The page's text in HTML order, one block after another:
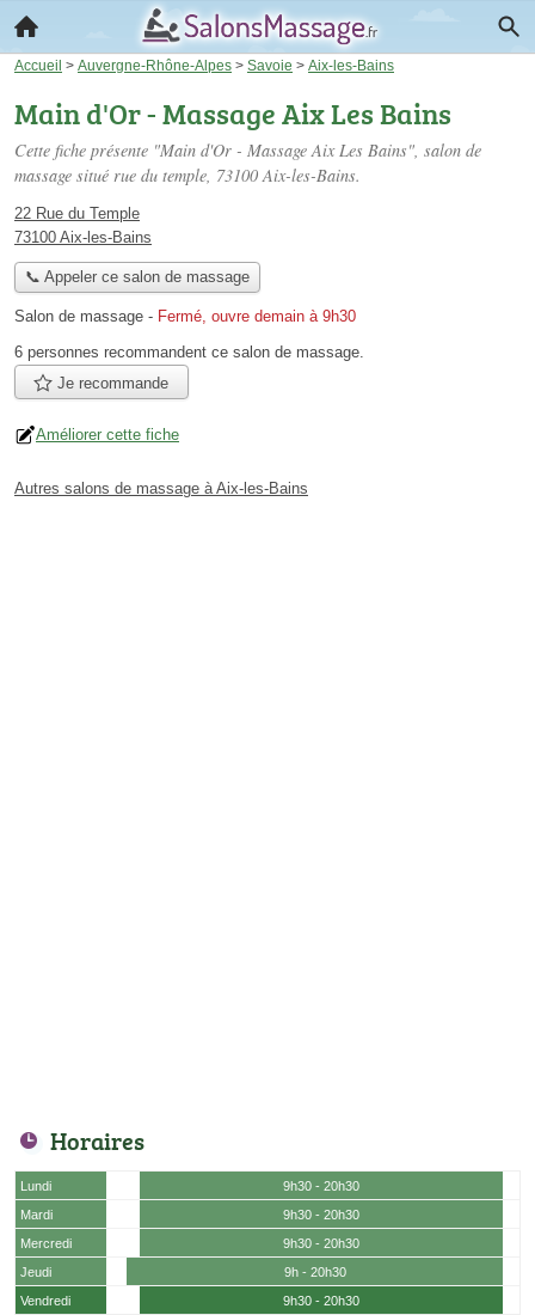
Accueil > Auvergne-Rhône-Alpes > Savoie > Aix-les-Bains
Main d'Or - Massage Aix Les Bains
Cette fiche présente "Main d'Or - Massage Aix Les Bains", salon de
massage situé rue du temple, 73100 Aix-les-Bains.
22 Rue du Temple
73100 Aix-les-Bains
📞 Appeler ce salon de massage
Salon de massage - Fermé, ouvre demain à 9h30
6 personnes recommandent ce salon de massage.
Je recommande
Améliorer cette fiche
Autres salons de massage à Aix-les-Bains
Horaires
Lundi
9h30 - 20h30
Mardi
9h30 - 20h30
Mercredi
9h30 - 20h30
Jeudi
9h - 20h30
Vendredi
9h30 - 20h30